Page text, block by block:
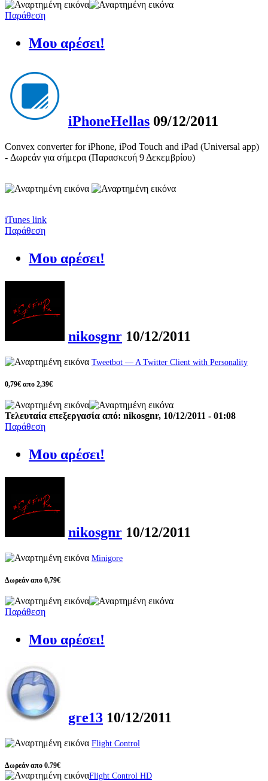
Παράθεση
Μου αρέσει!
iPhoneHellas 09/12/2011
Convex converter for iPhone, iPod Touch and iPad (Universal app)
- Δωρεάν για σήμερα (Παρασκευή 9 Δεκεμβρίου)
iTunes link
Παράθεση
Μου αρέσει!
nikosgnr 10/12/2011
Tweetbot — A Twitter Client with Personality
0,79€ απο 2,39€
Τελευταία επεξεργασία από: nikosgnr, 10/12/2011 - 01:08
Παράθεση
Μου αρέσει!
nikosgnr 10/12/2011
Minigore
Δωρεάν απο 0,79€
Παράθεση
Μου αρέσει!
gre13 10/12/2011
Flight Control
Δωρεάν απο 0.79€
Flight Control HD